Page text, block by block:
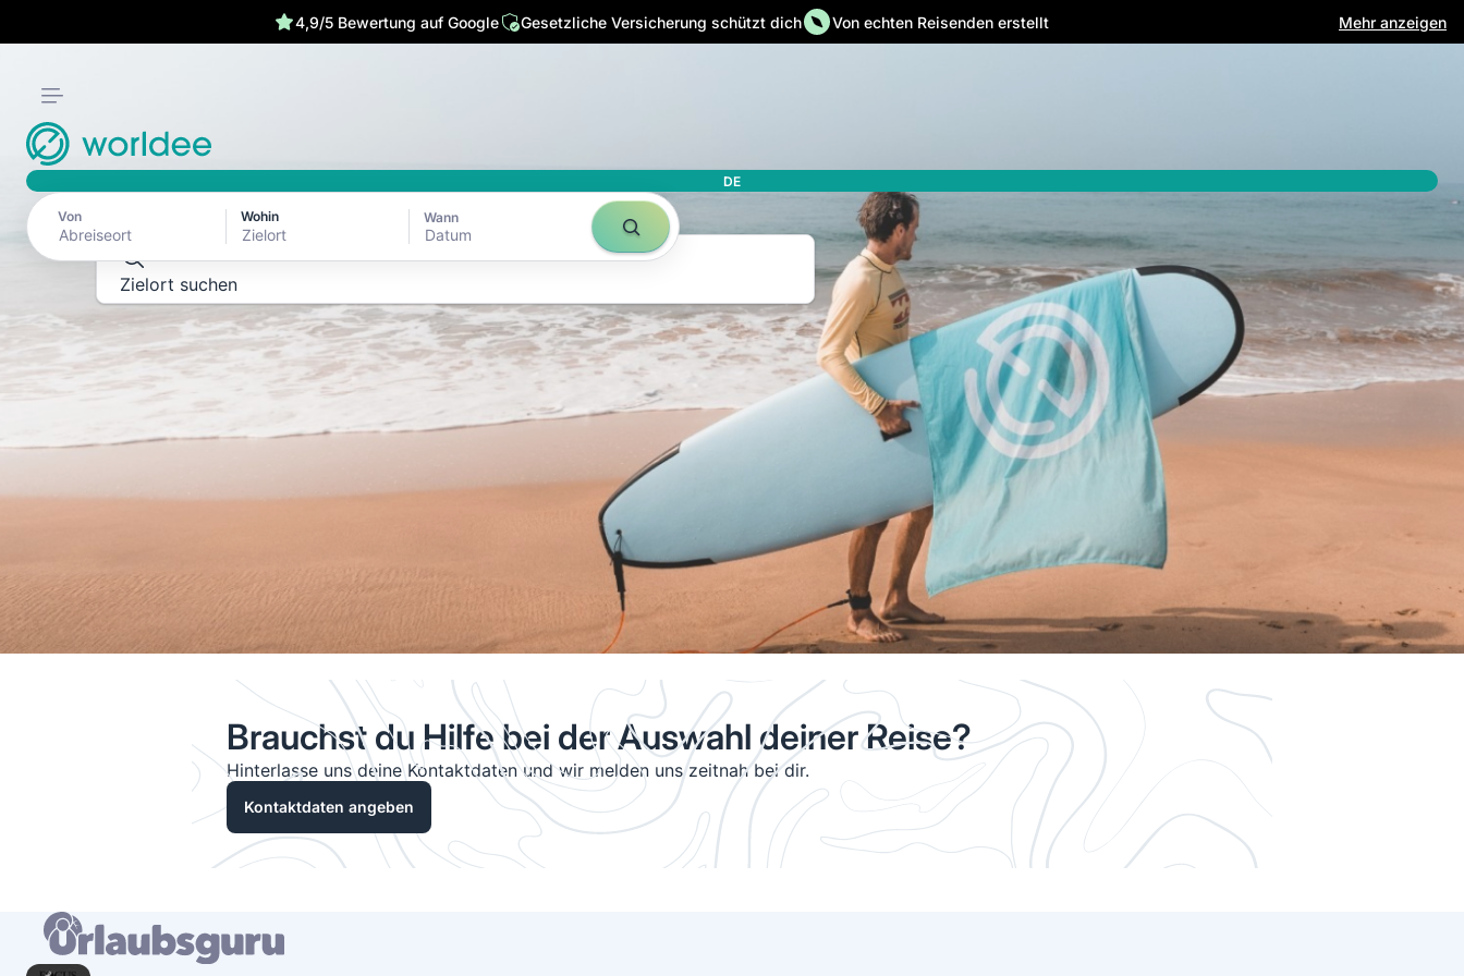
4,9/5 Bewertung auf Google Gesetzliche Versicherung schützt dich Von echten Reisenden erstellt Mehr anzeigen
DE
Von Wohin Wann
Datum
Erkunde die Welt in ihrer
ganzen Schönheit
Zielort suchen
Brauchst du Hilfe bei der Auswahl deiner Reise?
Hinterlasse uns deine Kontaktdaten und wir melden uns zeitnah bei dir.
Kontaktdaten angeben